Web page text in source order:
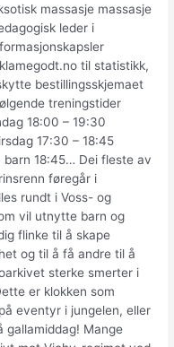
massasje massasje
leder i
til statistikk,
bestillingsskjemaet
treningstider
18:00 – 19:30
17:30 – 18:45
18:45… Dei fleste av
føregår i
rundt i Voss- og
vil utnytte barn og
flinke til å skape
og til å få andre til å
sterke smerter i
er klokken som
eventyr i jungelen, eller
gallamiddag! Mange